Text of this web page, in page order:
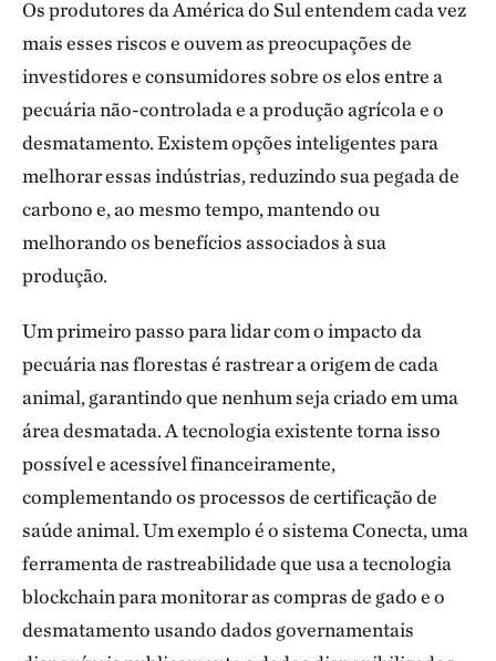
Os produtores da América do Sul entendem cada vez
mais esses riscos e ouvem as preocupações de
investidores e consumidores sobre os elos entre a
pecuária não-controlada e a produção agrícola e o
desmatamento. Existem opções inteligentes para
melhorar essas indústrias, reduzindo sua pegada de
carbono e, ao mesmo tempo, mantendo ou
melhorando os benefícios associados à sua
produção.
Um primeiro passo para lidar com o impacto da
pecuária nas florestas é rastrear a origem de cada
animal, garantindo que nenhum seja criado em uma
área desmatada. A tecnologia existente torna isso
possível e acessível financeiramente,
complementando os processos de certificação de
saúde animal. Um exemplo é o sistema Conecta, uma
ferramenta de rastreabilidade que usa a tecnologia
blockchain para monitorar as compras de gado e o
desmatamento usando dados governamentais